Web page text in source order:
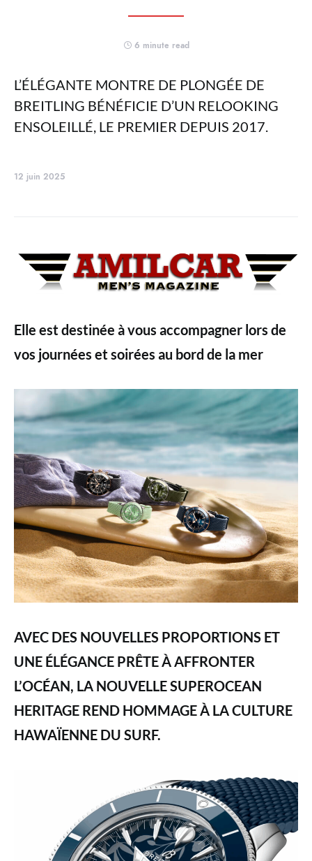
6 minute read
L’ÉLÉGANTE MONTRE DE PLONGÉE DE
BREITLING BÉNÉFICIE D’UN RELOOKING
ENSOLEILLÉ, LE PREMIER DEPUIS 2017.
12 juin 2025
Elle est destinée à vous accompagner lors de
vos journées et soirées au bord de la mer
AVEC DES NOUVELLES PROPORTIONS ET
UNE ÉLÉGANCE PRÊTE À AFFRONTER
L’OCÉAN, LA NOUVELLE SUPEROCEAN
HERITAGE REND HOMMAGE À LA CULTURE
HAWAÏENNE DU SURF.